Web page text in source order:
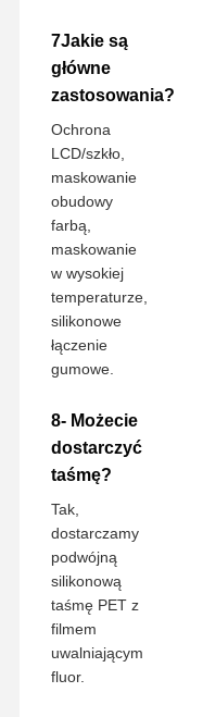
7Jakie są
główne
zastosowania?
Ochrona
LCD/szkło,
maskowanie
obudowy
farbą,
maskowanie
w wysokiej
temperaturze,
silikonowe
łączenie
gumowe.
8- Możecie
dostarczyć
taśmę?
Tak,
dostarczamy
podwójną
silikonową
taśmę PET z
filmem
uwalniającym
fluor.